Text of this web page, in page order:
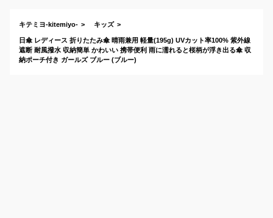
キテミヨ-kitemiyo- キッズ
日傘 レディース 折りたたみ傘 晴雨兼用 軽量(195g) UVカット率100% 紫外線
遮断 耐風撥水 収納簡単 かわいい 携帯便利 雨に濡れると桜柄が浮き出る傘 収
納ポーチ付き ガールズ ブルー (ブルー)